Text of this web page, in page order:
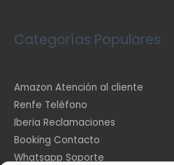
Categorías Populares
Amazon Atención al cliente
Renfe Teléfono
Iberia Reclamaciones
Booking Contacto
Whatsapp Soporte